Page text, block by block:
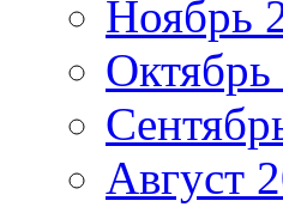
Ноябрь
Октябрь
Август